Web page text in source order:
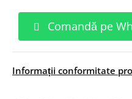
Comandă pe
Informații conformitate